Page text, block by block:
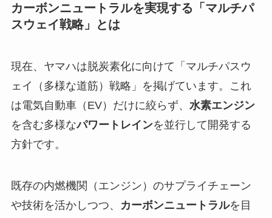
カーボンニュートラルを実現する「マルチパ
スウェイ戦略」とは
現在、ヤマハは脱炭素化に向けて「マルチパスウ
ェイ（多様な道筋）戦略」を掲げています。これ
は電気自動車（EV）だけに絞らず、 水素エンジン
を含む多様なパワートレインを並行して開発する
方針です。
既存の内燃機関（エンジン）のサプライチェーン
や技術を活かしつつ、
カーボンニュートラルを目